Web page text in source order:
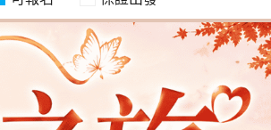
可報名 保證出發